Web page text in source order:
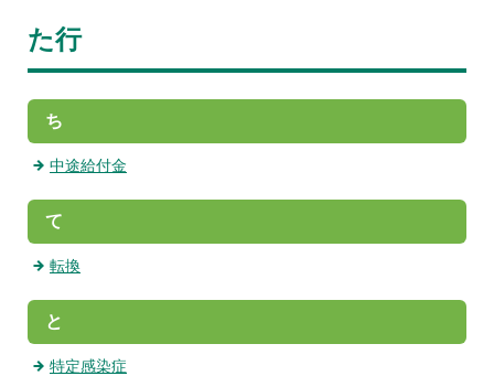
た行
ち
中途給付金
て
転換
と
特定感染症